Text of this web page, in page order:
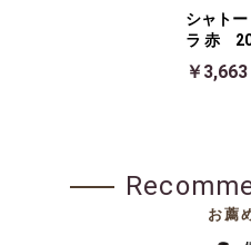
シャト
ラ 赤
￥3,663
お薦